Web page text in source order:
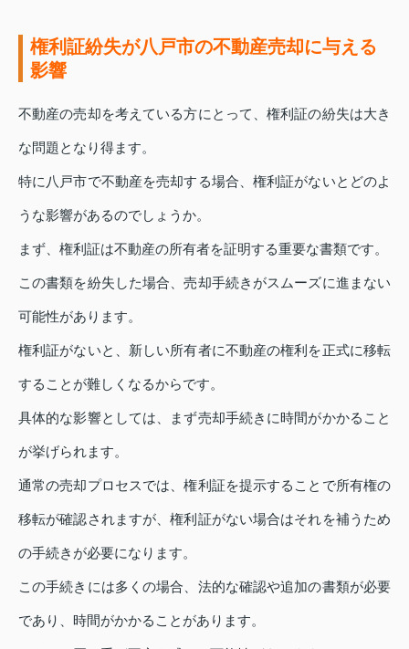
権利証紛失が八戸市の不動産売却に与える
影響
不動産の売却を考えている方にとって、権利証の紛失は大き
な問題となり得ます。
特に八戸市で不動産を売却する場合、権利証がないとどのよ
うな影響があるのでしょうか。
まず、権利証は不動産の所有者を証明する重要な書類です。
この書類を紛失した場合、売却手続きがスムーズに進まない
可能性があります。
権利証がないと、新しい所有者に不動産の権利を正式に移転
することが難しくなるからです。
具体的な影響としては、まず売却手続きに時間がかかること
が挙げられます。
通常の売却プロセスでは、権利証を提示することで所有権の
移転が確認されますが、権利証がない場合はそれを補うため
の手続きが必要になります。
この手続きには多くの場合、法的な確認や追加の書類が必要
であり、時間がかかることがあります。